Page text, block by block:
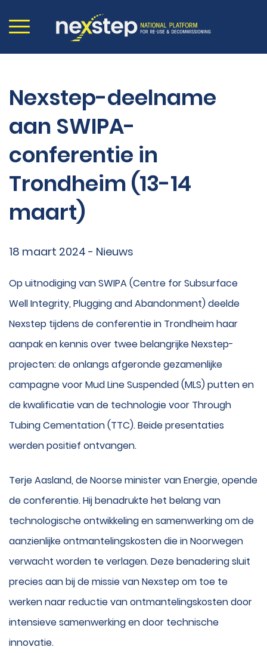
Nexstep-deelname
aan SWIPA-
conferentie in
Trondheim (13-14
maart)
18 maart 2024 - Nieuws
Op uitnodiging van SWIPA (Centre for Subsurface
Well Integrity, Plugging and Abandonment) deelde
Nexstep tijdens de conferentie in Trondheim haar
aanpak en kennis over twee belangrijke Nexstep-
projecten: de onlangs afgeronde gezamenlijke
campagne voor Mud Line Suspended (MLS) putten en
de kwalificatie van de technologie voor Through
Tubing Cementation (TTC). Beide presentaties
werden positief ontvangen.
Terje Aasland, de Noorse minister van Energie, opende
de conferentie. Hij benadrukte het belang van
technologische ontwikkeling en samenwerking om de
aanzienlijke ontmantelingskosten die in Noorwegen
verwacht worden te verlagen. Deze benadering sluit
precies aan bij de missie van Nexstep om toe te
werken naar reductie van ontmantelingskosten door
intensieve samenwerking en door technische
innovatie.